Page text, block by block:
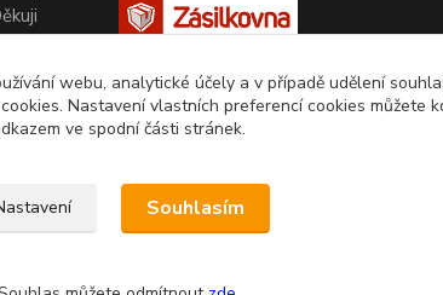
webu, analytické účely a v případě udělení
Nastavení vlastních preferencí cookies můžete
ve spodní části stránek.
Souhlasím